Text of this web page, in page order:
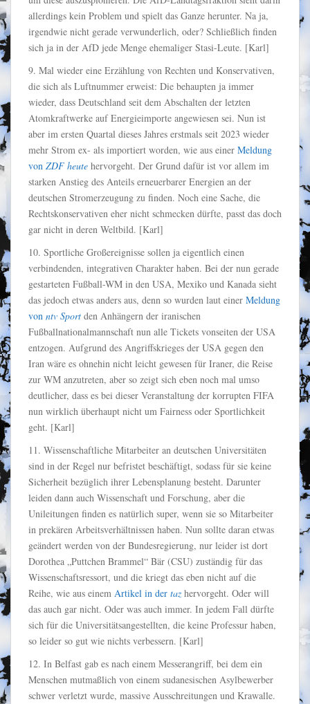
allerdings kein Problem und spielt das Ganze herunter. Na ja,
irgendwie nicht gerade verwunderlich, oder? Schließlich finden
sich ja in der AfD jede Menge ehemaliger Stasi-Leute. [Karl]
9. Mal wieder eine Erzählung von Rechten und Konservativen,
die sich als Luftnummer erweist: Die behaupten ja immer
wieder, dass Deutschland seit dem Abschalten der letzten
Atomkraftwerke auf Energieimporte angewiesen sei. Nun ist
aber im ersten Quartal dieses Jahres erstmals seit 2023 wieder
mehr Strom ex- als importiert worden, wie aus einer Meldung
von ZDF heute hervorgeht. Der Grund dafür ist vor allem im
starken Anstieg des Anteils erneuerbarer Energien an der
deutschen Stromerzeugung zu finden. Noch eine Sache, die
Rechtskonservativen eher nicht schmecken dürfte, passt das doch
gar nicht in deren Weltbild. [Karl]
10. Sportliche Großereignisse sollen ja eigentlich einen
verbindenden, integrativen Charakter haben. Bei der nun gerade
gestarteten Fußball-WM in den USA, Mexiko und Kanada sieht
das jedoch etwas anders aus, denn so wurden laut einer Meldung
von ntv Sport den Anhängern der iranischen
Fußballnationalmannschaft nun alle Tickets vonseiten der USA
entzogen. Aufgrund des Angriffskrieges der USA gegen den
Iran wäre es ohnehin nicht leicht gewesen für Iraner, die Reise
zur WM anzutreten, aber so zeigt sich eben noch mal umso
deutlicher, dass es bei dieser Veranstaltung der korrupten FIFA
nun wirklich überhaupt nicht um Fairness oder Sportlichkeit
geht. [Karl]
11. Wissenschaftliche Mitarbeiter an deutschen Universitäten
sind in der Regel nur befristet beschäftigt, sodass für sie keine
Sicherheit bezüglich ihrer Lebensplanung besteht. Darunter
leiden dann auch Wissenschaft und Forschung, aber die
Unileitungen finden es natürlich super, wenn sie so Mitarbeiter
in prekären Arbeitsverhältnissen haben. Nun sollte daran etwas
geändert werden von der Bundesregierung, nur leider ist dort
Dorothea „Puttchen Brammel“ Bär (CSU) zuständig für das
Wissenschaftsressort, und die kriegt das eben nicht auf die
Reihe, wie aus einem Artikel in der tazhervorgeht. Oder will
das auch gar nicht. Oder was auch immer. In jedem Fall dürfte
sich für die Universitätsangestellten, die keine Professur haben,
so leider so gut wie nichts verbessern. [Karl]
12. In Belfast gab es nach einem Messerangriff, bei dem ein
Menschen mutmaßlich von einem sudanesischen Asylbewerber
schwer verletzt wurde, massive Ausschreitungen und Krawalle.